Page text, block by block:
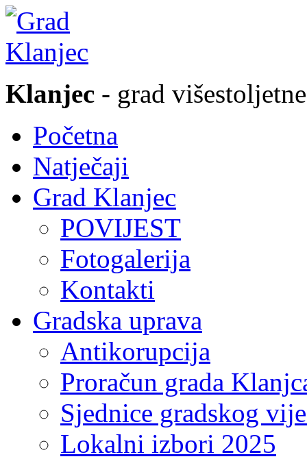
Klanjec - grad
Početna
Natječaji
Grad Klanjec
POVIJEST
Fotogalerija
Kontakti
Gradska uprava
Antikorupcija
Proračun grada
Sjednice gradskog
Lokalni izbori 2025